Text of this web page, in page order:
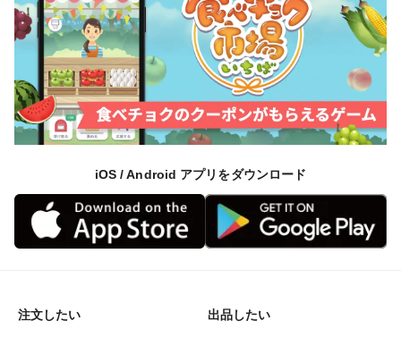
iOS / Android アプリをダウンロード
注文したい 出品したい